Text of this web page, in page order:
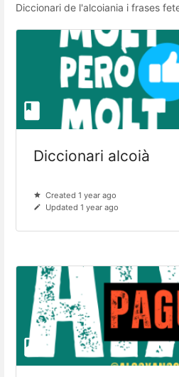
Diccionari de l'alcoiania i frases
Diccionari alcoià
Created 1 year ago
Updated 1 year ago